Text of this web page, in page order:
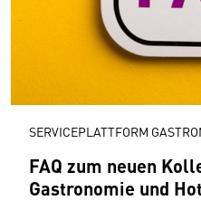
SERVICEPLATTFORM
FAQ zum neuen
Gastronomie und